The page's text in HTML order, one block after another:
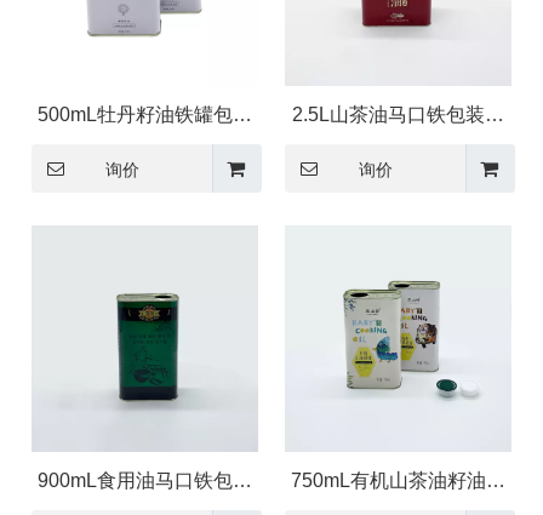
500mL牡丹籽油铁罐包装
询价
2.5L山茶油马口铁包装铁
询价
900mL食用油马口铁包装
750mL有机山茶油籽油马